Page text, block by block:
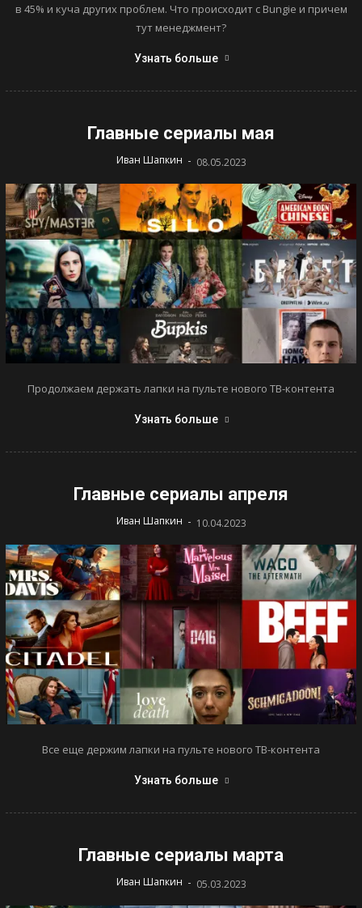
в 45% и куча других проблем. Что происходит с Bungie и причем
тут менеджмент?
Узнать больше
Главные сериалы мая
Иван Шапкин - 08.05.2023
Продолжаем держать лапки на пульте нового ТВ-контента
Узнать больше
Главные сериалы апреля
Иван Шапкин - 10.04.2023
Все еще держим лапки на пульте нового ТВ-контента
Узнать больше
Главные сериалы марта
Иван Шапкин - 05.03.2023